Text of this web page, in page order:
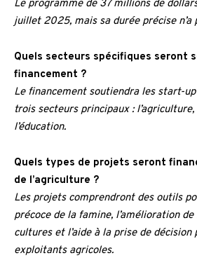
Le programme de 37 millions de
juillet 2025, mais sa durée précise n’a
Quels secteurs spécifiques seront
financement ?
Le financement soutiendra les start-up
trois secteurs principaux :
l’éducation.
Quels types de projets seront
de l’agriculture ?
Les projets comprendront des outils
précoce de la famine, l’amélioration
cultures et l’aide à la prise de
exploitants agricoles.